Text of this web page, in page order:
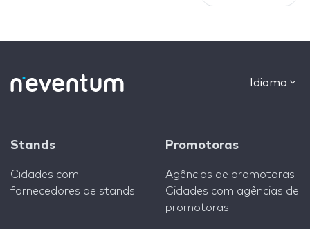
Idioma
Stands
Cidades com
fornecedores de stands
Promotoras
Agências de promotoras
Cidades com agências de
promotoras